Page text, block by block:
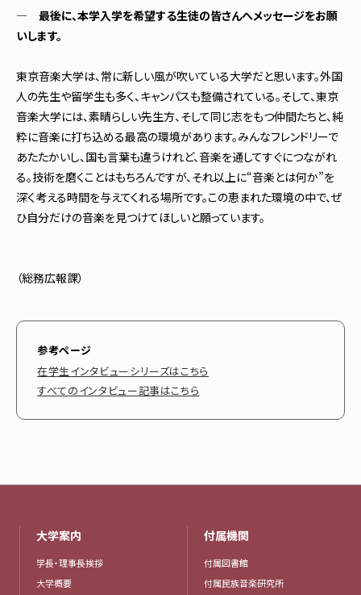
― 最後に、本学入学を希望する生徒の皆さんへメッセージをお願
いします。
東京音楽大学は、常に新しい風が吹いている大学だと思います。外国
人の先生や留学生も多く、キャンパスも整備されている。そして、東京
音楽大学には、素晴らしい先生方、そして同じ志をもつ仲間たちと、純
粋に音楽に打ち込める最高の環境があります。みんなフレンドリーで
あたたかいし、国も言葉も違うけれど、音楽を通してすぐにつながれ
る。技術を磨くことはもちろんですが、それ以上に“音楽とは何か”を
深く考える時間を与えてくれる場所です。この恵まれた環境の中で、ぜ
ひ自分だけの音楽を見つけてほしいと願っています。
（総務広報課）
参考ページ
在学生インタビューシリーズはこちら
すべてのインタビュー記事はこちら
大学案内
学長・理事長挨拶
大学概要
付属機関
付属図書館
付属民族音楽研究所